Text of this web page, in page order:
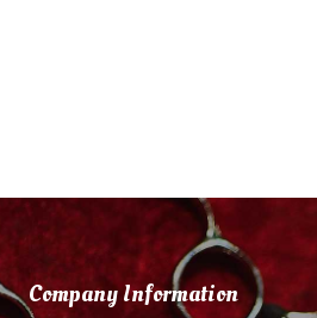
Company Information